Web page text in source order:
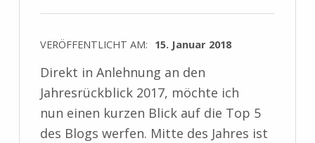
VERÖFFENTLICHT AM: 15. Januar 2018
Direkt in Anlehnung an den
Jahresrückblick 2017, möchte ich
nun einen kurzen Blick auf die Top 5
des Blogs werfen. Mitte des Jahres ist